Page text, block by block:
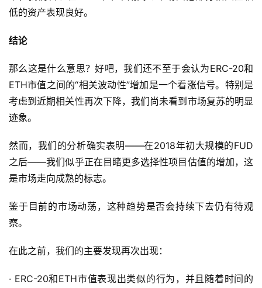
低的资产表现良好。
结论
那么这是什么意思？好吧，我们还不至于会认为ERC-20和
ETH市值之间的“相关波动性”增加是一个看涨信号。特别是
考虑到近期相关性再次下降，我们尚未看到市场复苏的明显
迹象。
然而，我们的分析确实表明——在2018年初大规模的FUD
之后——我们似乎正在目睹更多选择性项目估值的增加，这
是市场走向成熟的标志。
鉴于目前的市场动荡，这种趋势是否会持续下去仍有待观
察。
在此之前，我们的主要发现再次出现：
· ERC-20和ETH市值表现出类似的行为，并且随着时间的